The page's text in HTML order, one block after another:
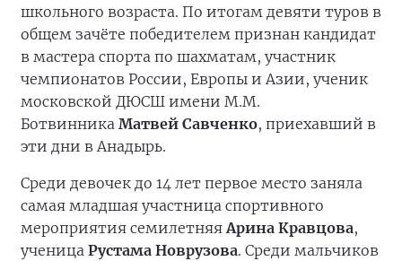
школьного возраста. По итогам девяти туров в
общем зачёте победителем признан кандидат
в мастера спорта по шахматам, участник
чемпионатов России, Европы и Азии, ученик
московской ДЮСШ имени М.М.
Ботвинника Матвей Савченко, приехавший в
эти дни в Анадырь.
Среди девочек до 14 лет первое место заняла
самая младшая участница спортивного
мероприятия семилетняяАрина Кравцова,
ученица Рустама Новрузова. Среди мальчиков